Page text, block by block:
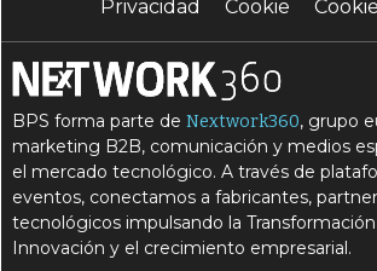
Privacidad
Cookie
BPS forma parte deNextwork360, grupo
marketing B2B, comunicación y medios
el mercado tecnológico. A través de
eventos, conectamos a fabricantes,
tecnológicos impulsando la
Innovación y el crecimiento empresarial.